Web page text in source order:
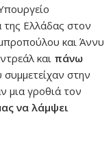
της Ελλάδας στον
και Άννυ
και πάνω
συμμετείχαν στην
μια γροθιά τον
να λάμψει